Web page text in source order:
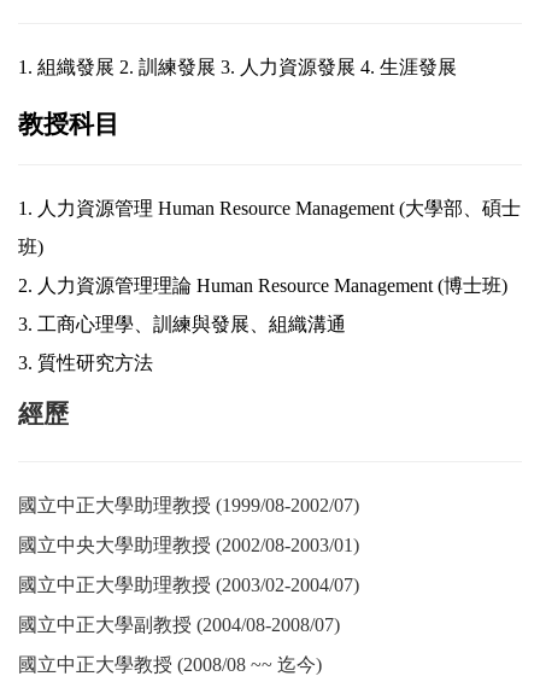
1. 組織發展 2. 訓練發展 3. 人力資源發展 4. 生涯發展
教授科目
1. 人力資源管理 Human Resource Management (大學部、碩士
班)
2. 人力資源管理理論 Human Resource Management (博士班)
3. 工商心理學、訓練與發展、組織溝通
3. 質性研究方法
經歷
國立中正大學助理教授 (1999/08-2002/07)
國立中央大學助理教授 (2002/08-2003/01)
國立中正大學助理教授 (2003/02-2004/07)
國立中正大學副教授 (2004/08-2008/07)
國立中正大學教授 (2008/08 ~~ 迄今)